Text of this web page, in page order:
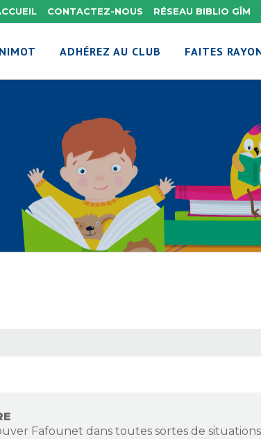
CONTACTEZ-NOUS RÉSEAU BIBLIO GÎM
ADHÉREZ AU CLUB FAITES
Fafounet dans toutes sortes de